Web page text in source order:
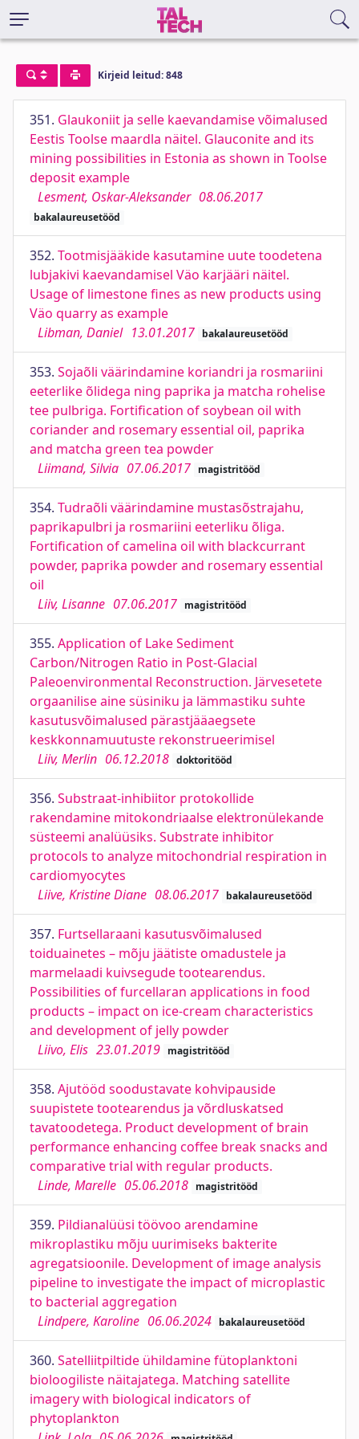
Kirjeid leitud: 848
351. Glaukoniit ja selle kaevandamise võimalused
Eestis Toolse maardla näitel. Glauconite and its
mining possibilities in Estonia as shown in Toolse
deposit example
Lesment, Oskar-Aleksander 08.06.2017
bakalaureusetööd
352. Tootmisjääkide kasutamine uute toodetena
lubjakivi kaevandamisel Väo karjääri näitel.
Usage of limestone fines as new products using
Väo quarry as example
Libman, Daniel 13.01.2017 bakalaureusetööd
353. Sojaõli väärindamine koriandri ja rosmariini
eeterlike õlidega ning paprika ja matcha rohelise
tee pulbriga. Fortification of soybean oil with
coriander and rosemary essential oil, paprika
and matcha green tea powder
Liimand, Silvia 07.06.2017 magistritööd
354. Tudraõli väärindamine mustasõstrajahu,
paprikapulbri ja rosmariini eeterliku õliga.
Fortification of camelina oil with blackcurrant
powder, paprika powder and rosemary essential
oil
Liiv, Lisanne 07.06.2017 magistritööd
355. Application of Lake Sediment
Carbon/Nitrogen Ratio in Post-Glacial
Paleoenvironmental Reconstruction. Järvesetete
orgaanilise aine süsiniku ja lämmastiku suhte
kasutusvõimalused pärastjääaegsete
keskkonnamuutuste rekonstrueerimisel
Liiv, Merlin 06.12.2018 doktoritööd
356. Substraat-inhibiitor protokollide
rakendamine mitokondriaalse elektronülekande
süsteemi analüüsiks. Substrate inhibitor
protocols to analyze mitochondrial respiration in
cardiomyocytes
Liive, Kristine Diane 08.06.2017 bakalaureusetööd
357. Furtsellaraani kasutusvõimalused
toiduainetes – mõju jäätiste omadustele ja
marmelaadi kuivsegude tootearendus.
Possibilities of furcellaran applications in food
products – impact on ice-cream characteristics
and development of jelly powder
Liivo, Elis 23.01.2019 magistritööd
358. Ajutööd soodustavate kohvipauside
suupistete tootearendus ja võrdluskatsed
tavatoodetega. Product development of brain
performance enhancing coffee break snacks and
comparative trial with regular products.
Linde, Marelle 05.06.2018 magistritööd
359. Pildianalüüsi töövoo arendamine
mikroplastiku mõju uurimiseks bakterite
agregatsioonile. Development of image analysis
pipeline to investigate the impact of microplastic
to bacterial aggregation
Lindpere, Karoline 06.06.2024 bakalaureusetööd
360. Satelliitpiltide ühildamine fütoplanktoni
bioloogiliste näitajatega. Matching satellite
imagery with biological indicators of
phytoplankton